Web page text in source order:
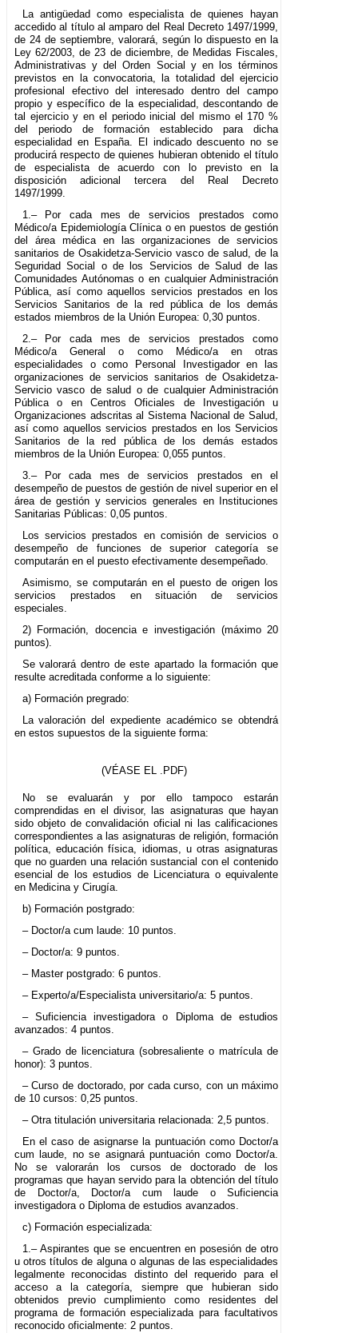
La antigüedad como especialista de quienes hayan
accedido al título al amparo del Real Decreto 1497/1999,
de 24 de septiembre, valorará, según lo dispuesto en la
Ley 62/2003, de 23 de diciembre, de Medidas Fiscales,
Administrativas y del Orden Social y en los términos
previstos en la convocatoria, la totalidad del ejercicio
profesional efectivo del interesado dentro del campo
propio y específico de la especialidad, descontando de
tal ejercicio y en el periodo inicial del mismo el 170 %
del periodo de formación establecido para dicha
especialidad en España. El indicado descuento no se
producirá respecto de quienes hubieran obtenido el título
de especialista de acuerdo con lo previsto en la
disposición adicional tercera del Real Decreto
1497/1999.
1.– Por cada mes de servicios prestados como
Médico/a Epidemiología Clínica o en puestos de gestión
del área médica en las organizaciones de servicios
sanitarios de Osakidetza-Servicio vasco de salud, de la
Seguridad Social o de los Servicios de Salud de las
Comunidades Autónomas o en cualquier Administración
Pública, así como aquellos servicios prestados en los
Servicios Sanitarios de la red pública de los demás
estados miembros de la Unión Europea: 0,30 puntos.
2.– Por cada mes de servicios prestados como
Médico/a General o como Médico/a en otras
especialidades o como Personal Investigador en las
organizaciones de servicios sanitarios de Osakidetza-
Servicio vasco de salud o de cualquier Administración
Pública o en Centros Oficiales de Investigación u
Organizaciones adscritas al Sistema Nacional de Salud,
así como aquellos servicios prestados en los Servicios
Sanitarios de la red pública de los demás estados
miembros de la Unión Europea: 0,055 puntos.
3.– Por cada mes de servicios prestados en el
desempeño de puestos de gestión de nivel superior en el
área de gestión y servicios generales en Instituciones
Sanitarias Públicas: 0,05 puntos.
Los servicios prestados en comisión de servicios o
desempeño de funciones de superior categoría se
computarán en el puesto efectivamente desempeñado.
Asimismo, se computarán en el puesto de origen los
servicios prestados en situación de servicios
especiales.
2) Formación, docencia e investigación (máximo 20
puntos).
Se valorará dentro de este apartado la formación que
resulte acreditada conforme a lo siguiente:
a) Formación pregrado:
La valoración del expediente académico se obtendrá
en estos supuestos de la siguiente forma:
(VÉASE EL .PDF)
No se evaluarán y por ello tampoco estarán
comprendidas en el divisor, las asignaturas que hayan
sido objeto de convalidación oficial ni las calificaciones
correspondientes a las asignaturas de religión, formación
política, educación física, idiomas, u otras asignaturas
que no guarden una relación sustancial con el contenido
esencial de los estudios de Licenciatura o equivalente
en Medicina y Cirugía.
b) Formación postgrado:
– Doctor/a cum laude: 10 puntos.
– Doctor/a: 9 puntos.
– Master postgrado: 6 puntos.
– Experto/a/Especialista universitario/a: 5 puntos.
– Suficiencia investigadora o Diploma de estudios
avanzados: 4 puntos.
– Grado de licenciatura (sobresaliente o matrícula de
honor): 3 puntos.
– Curso de doctorado, por cada curso, con un máximo
de 10 cursos: 0,25 puntos.
– Otra titulación universitaria relacionada: 2,5 puntos.
En el caso de asignarse la puntuación como Doctor/a
cum laude, no se asignará puntuación como Doctor/a.
No se valorarán los cursos de doctorado de los
programas que hayan servido para la obtención del título
de Doctor/a, Doctor/a cum laude o Suficiencia
investigadora o Diploma de estudios avanzados.
c) Formación especializada:
1.– Aspirantes que se encuentren en posesión de otro
u otros títulos de alguna o algunas de las especialidades
legalmente reconocidas distinto del requerido para el
acceso a la categoría, siempre que hubieran sido
obtenidos previo cumplimiento como residentes del
programa de formación especializada para facultativos
reconocido oficialmente: 2 puntos.